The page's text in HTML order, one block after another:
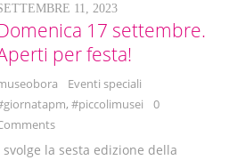
11, 2023
17 settembre.
per festa!
Eventi speciali
,#piccolimusei
0
la sesta edizione della